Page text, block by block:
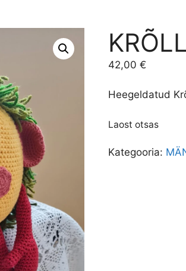
42,00€
Heegeldatud
Laost otsas
Kategooria: